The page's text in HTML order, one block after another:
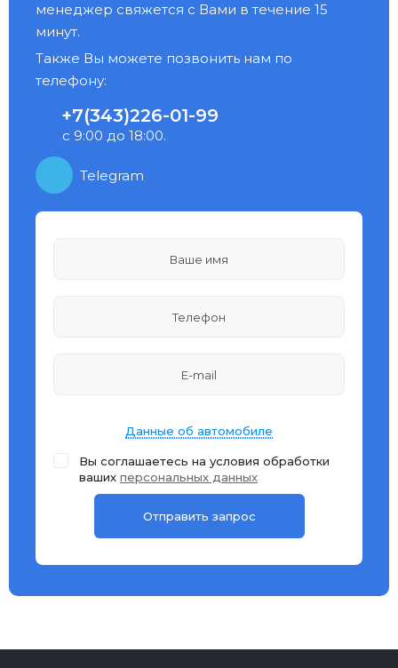
менеджер свяжется с Вами в течение 15
минут.
Также Вы можете позвонить нам по
телефону:
+7(343)226-01-99
с 9:00 до 18:00.
Telegram
Данные об автомобиле
Вы соглашаетесь на условия обработки
ваших персональных данных